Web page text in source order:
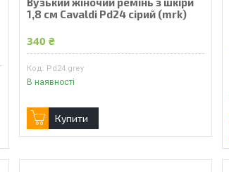
1,8 см Cavaldi Pd24 сірий (mrk)
340 ₴
Pd24 grey
В наявності
Купити